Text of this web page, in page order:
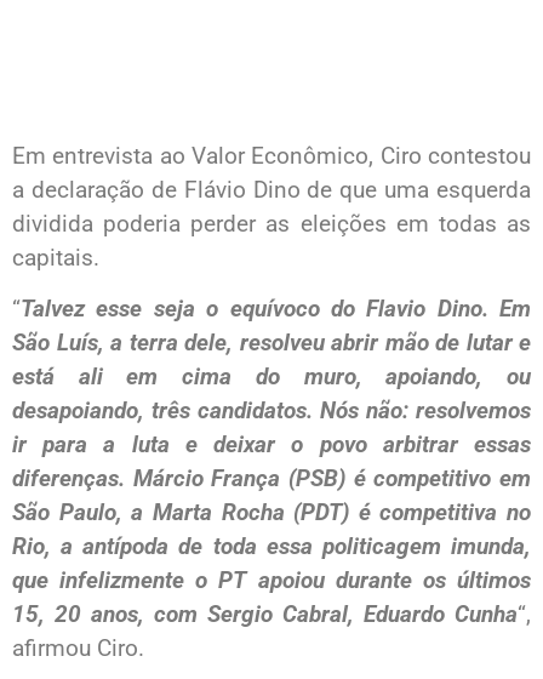
Em entrevista ao Valor Econômico, Ciro contestou
a declaração de Flávio Dino de que uma esquerda
dividida poderia perder as eleições em todas as
capitais.
“Talvez esse seja o equívoco do Flavio Dino. Em
São Luís, a terra dele, resolveu abrir mão de lutar e
está ali em cima do muro, apoiando, ou
desapoiando, três candidatos. Nós não: resolvemos
ir para a luta e deixar o povo arbitrar essas
diferenças. Márcio França (PSB) é competitivo em
São Paulo, a Marta Rocha (PDT) é competitiva no
Rio, a antípoda de toda essa politicagem imunda,
que infelizmente o PT apoiou durante os últimos
15, 20 anos, com Sergio Cabral, Eduardo Cunha“,
afirmou Ciro.